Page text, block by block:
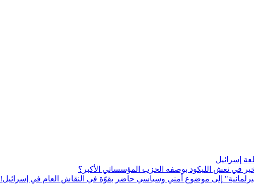
إسرائيل
في نعش الليكود بوصفه الحزب المؤسساتي الأكبر؟
إلى موضوع أمني وسياسي حاضر بقوّة في النقاش العام في إسرائيل!